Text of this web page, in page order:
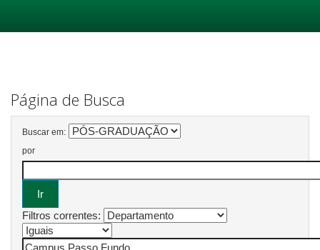
Página de Busca
Buscar em:
por
Filtros correntes: